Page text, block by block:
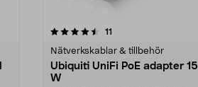
11
Nätverkskablar & tillbehör
Ubiquiti UniFi PoE adapter 15
W
4.5 av 5 stjärnor